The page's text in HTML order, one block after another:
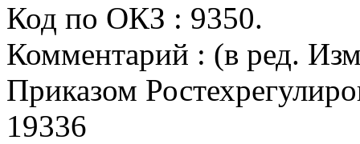
Код по ОКЗ : 9350.
Комментарий : (в ред.
Приказом
19336